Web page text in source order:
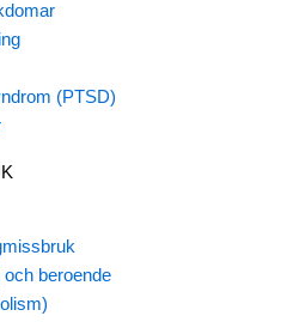
(PTSD)
beroende